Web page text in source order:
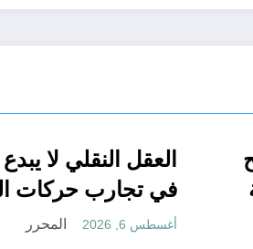
الحدث مجتمع
06 وفيات و إصابة 25 جريح
حادث مرور بقسنطينة
المحرر